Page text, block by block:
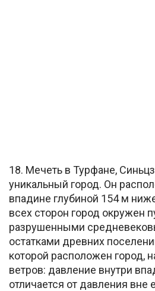
18. Мечеть в Турфане,
уникальный город. Он
впадине глубиной 154 м
всех сторон город окружен
разрушенными
остатками древних
которой расположен город,
ветров: давление внутри
отличается от давления вне